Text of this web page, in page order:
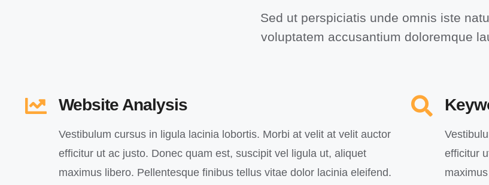
Sed ut perspiciatis unde omnis iste
voluptatem accusantium doloremque
Website Analysis
Vestibulum cursus in ligula lacinia lobortis. Morbi at velit at velit auctor
efficitur ut ac justo. Donec quam est, suscipit vel ligula ut, aliquet
maximus libero. Pellentesque finibus tellus vitae dolor lacinia eleifend.
efficitur